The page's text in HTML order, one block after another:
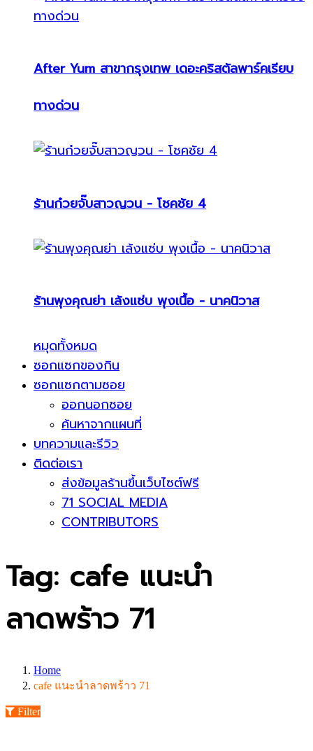
After Yum สาขากรุงเทพ เดอะคริสตัลพาร์คเรียบ
ทางด่วน
ร้านก๋วยจั๊บสาวญวน - โชคชัย 4
ร้านพุงคุณย่า เล้งแซ่บ พุงเนื้อ - นาคนิวาส
หมุดทั้งหมด
ซอกแซกของกิน
ซอกแซกตามซอย
ออกนอกซอย
ค้นหาจากแผนที่
บทความและรีวิว
ติดต่อเรา
ส่งข้อมูลร้านขึ้นเว็บไซต์ฟรี
71 SOCIAL MEDIA
CONTRIBUTORS
Tag: cafe แนะนำ
ลาดพร้าว 71
Home
cafe แนะนำลาดพร้าว 71
Filter